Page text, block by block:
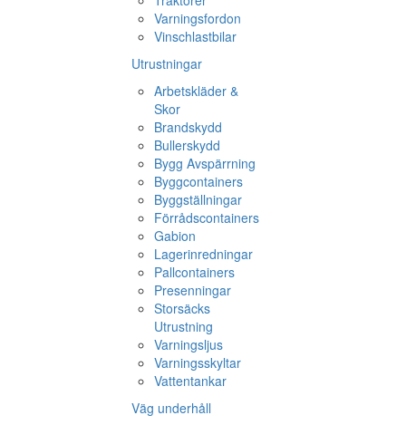
Varningsfordon
Vinschlastbilar
Utrustningar
Arbetskläder &
Skor
Brandskydd
Bullerskydd
Bygg Avspärrning
Byggcontainers
Byggställningar
Förrådscontainers
Gabion
Lagerinredningar
Pallcontainers
Presenningar
Storsäcks
Utrustning
Varningsljus
Varningsskyltar
Vattentankar
Väg underhåll